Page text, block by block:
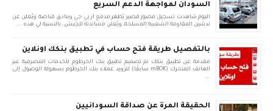
السودان لمواجهة الدعم السريع
اليوم شاهدت تسجيل مصور قصير يُظهر مدفع آر بي جي وبنادق قناصة ويُعلن عن
تدشين المقاومة الشعبية المسلحة، ويُعلن مساندته للجيش. بالنسبة لي هذه ...
بالتفصيل طريقة فتح حساب في تطبيق بنكك اونلاين
مقدمة عن تطبيق بنكك تم تصميم تطبيق بنك الخرطوم للخدمات المصرفية عبر
الهاتف المتحرك (mBOK سابقًا) لتزويد عملاء بنك الخرطوم بسهولة الوصول إلى
...
الحقيقة المرة عن صداقة السودانيين